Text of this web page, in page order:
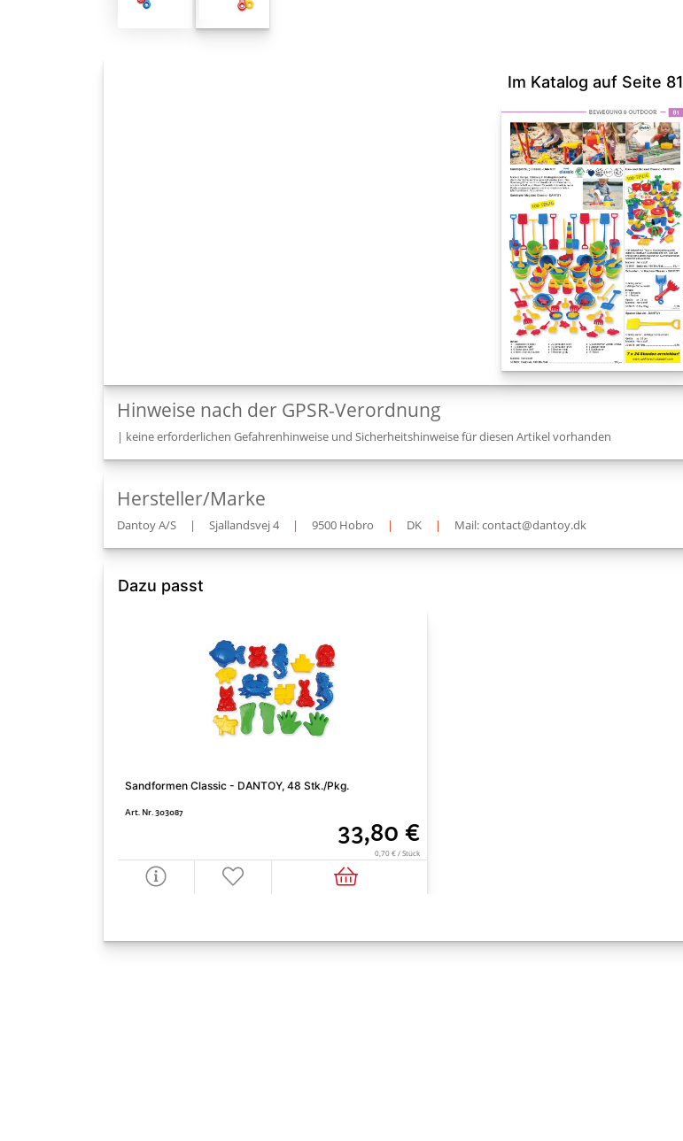
Im Katalog auf Seite 81
Hinweise nach der GPSR-Verordnung
| keine erforderlichen Gefahrenhinweise und Sicherheitshinweise für diesen Artikel vorhanden
Hersteller/Marke
Dantoy A/S | Sjallandsvej 4 | 9500 Hobro | DK | Mail: contact@dantoy.dk
Dazu passt
Sandformen Classic - DANTOY, 48 Stk./Pkg.
Art. Nr. 303087
33,80 €
0,70 € / Stück